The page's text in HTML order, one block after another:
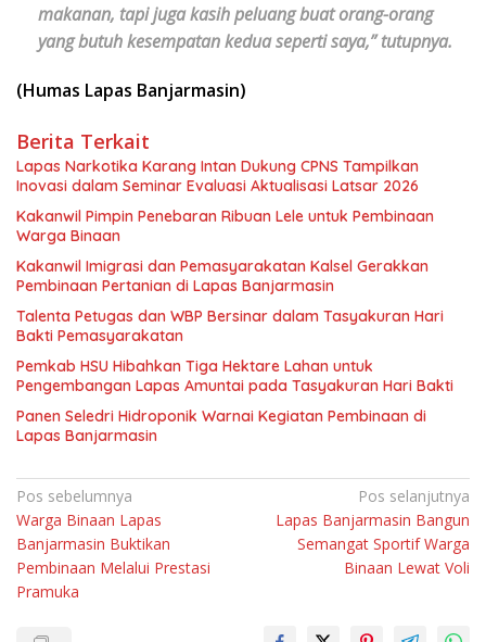
makanan, tapi juga kasih peluang buat orang-orang
yang butuh kesempatan kedua seperti saya,” tutupnya.
(Humas Lapas Banjarmasin)
Berita Terkait
Lapas Narkotika Karang Intan Dukung CPNS Tampilkan
Inovasi dalam Seminar Evaluasi Aktualisasi Latsar 2026
Kakanwil Pimpin Penebaran Ribuan Lele untuk Pembinaan
Warga Binaan
Kakanwil Imigrasi dan Pemasyarakatan Kalsel Gerakkan
Pembinaan Pertanian di Lapas Banjarmasin
Talenta Petugas dan WBP Bersinar dalam Tasyakuran Hari
Bakti Pemasyarakatan
Pemkab HSU Hibahkan Tiga Hektare Lahan untuk
Pengembangan Lapas Amuntai pada Tasyakuran Hari Bakti
Panen Seledri Hidroponik Warnai Kegiatan Pembinaan di
Lapas Banjarmasin
Navigasi
pos
Pos sebelumnya
Warga Binaan Lapas
Banjarmasin Buktikan
Pembinaan Melalui Prestasi
Pramuka
Pos selanjutnya
Lapas Banjarmasin Bangun
Semangat Sportif Warga
Binaan Lewat Voli